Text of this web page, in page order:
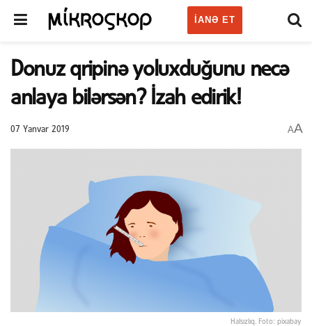
IANƏ ET
Donuz qripinə yoluxduğunu necə
anlaya bilərsən? İzah edirik!
07 Yanvar 2019 AA
Halsızlıq. Foto: pixabay